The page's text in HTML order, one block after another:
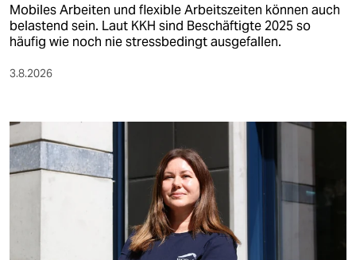
Mobiles Arbeiten und flexible Arbeitszeiten können auch
belastend sein. Laut KKH sind Beschäftigte 2025 so
häufig wie noch nie stressbedingt ausgefallen.
3.8.2026